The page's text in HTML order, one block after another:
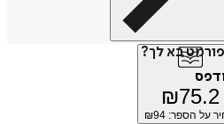
בא לך?
₪75.2
על הספר: ₪ 94